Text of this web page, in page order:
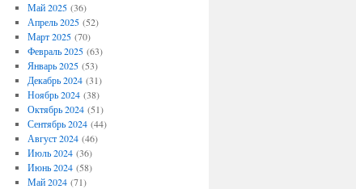
Май 2025(36)
Апрель 2025(52)
Март 2025(70)
Февраль 2025(63)
Январь 2025(53)
Декабрь 2024(31)
Ноябрь 2024(38)
Октябрь 2024(51)
Сентябрь 2024(44)
Август 2024(46)
Июль 2024(36)
Июнь 2024(58)
Май 2024(71)